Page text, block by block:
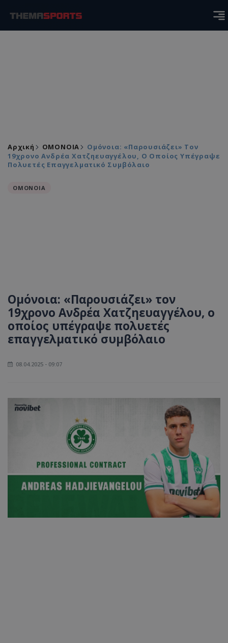
Αρχική ΟΜΟΝΟΙΑ
Ομόνοια: «Παρουσιάζει» Τον
19χρονο Ανδρέα Χατζηευαγγέλου, Ο Οποίος Υπέγραψε
Πολυετές Επαγγελματικό Συμβόλαιο
ΟΜΟΝΟΙΑ
Ομόνοια: «Παρουσιάζει» τον
19χρονο Ανδρέα Χατζηευαγγέλου, ο
οποίος υπέγραψε πολυετές
επαγγελματικό συμβόλαιο
08.04.2025 - 09:07